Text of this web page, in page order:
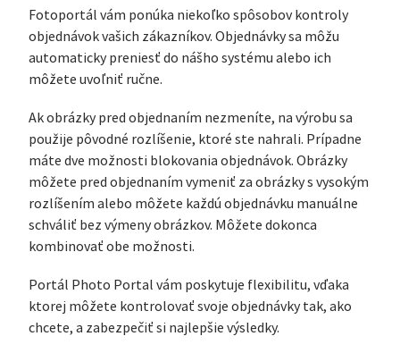
Fotoportál vám ponúka niekoľko spôsobov kontroly
objednávok vašich zákazníkov. Objednávky sa môžu
automaticky preniesť do nášho systému alebo ich
môžete uvoľniť ručne.
Ak obrázky pred objednaním nezmeníte, na výrobu sa
použije pôvodné rozlíšenie, ktoré ste nahrali. Prípadne
máte dve možnosti blokovania objednávok. Obrázky
môžete pred objednaním vymeniť za obrázky s vysokým
rozlíšením alebo môžete každú objednávku manuálne
schváliť bez výmeny obrázkov. Môžete dokonca
kombinovať obe možnosti.
Portál Photo Portal vám poskytuje flexibilitu, vďaka
ktorej môžete kontrolovať svoje objednávky tak, ako
chcete, a zabezpečiť si najlepšie výsledky.